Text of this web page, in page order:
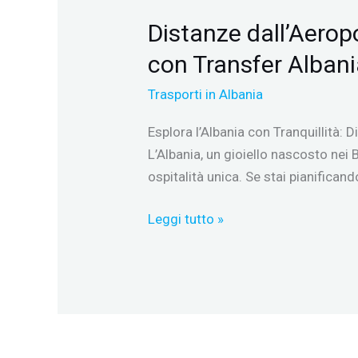
Distanze
con Transfer
Trasporti in Albania
Esplora l’Albania con Tranquillità:
L’Albania, un gioiello nascosto
ospitalità unica. Se stai
Leggi tutto »